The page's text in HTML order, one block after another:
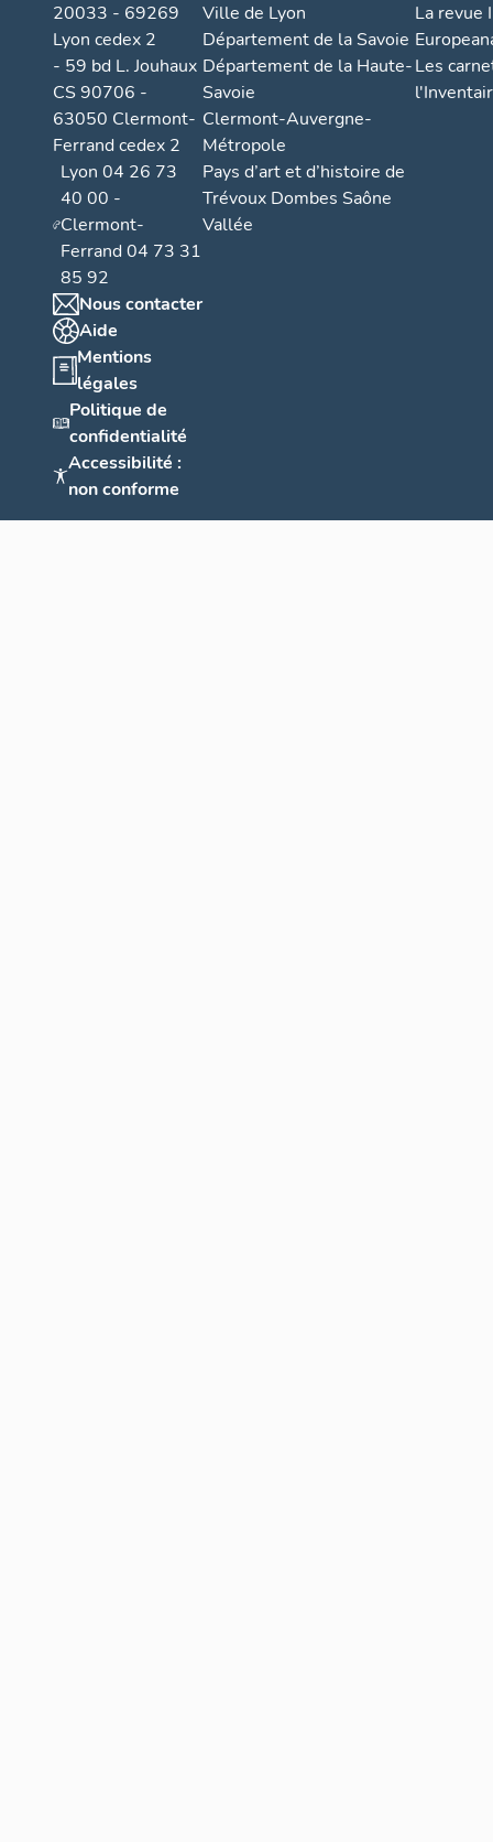
20033 - 69269
Lyon cedex 2
- 59 bd L. Jouhaux
CS 90706 -
63050 Clermont-
Ferrand cedex 2
Lyon 04 26 73
40 00 -
Clermont-
Ferrand 04 73 31
85 92
Nous contacter
Aide
Mentions
légales
Politique de
confidentialité
Accessibilité :
non conforme
Ville de Lyon
Département de la Savoie
Département de la Haute-
Savoie
Clermont-Auvergne-
Métropole
Pays d’art et d’histoire de
Trévoux Dombes Saône
Vallée
La revue
Les